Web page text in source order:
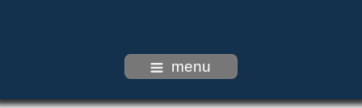
menu